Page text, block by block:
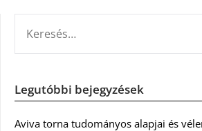
Legutóbbi bejegyzések
Aviva torna tudományos alapjai és